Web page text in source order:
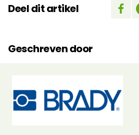
Deel dit artikel
Geschreven door